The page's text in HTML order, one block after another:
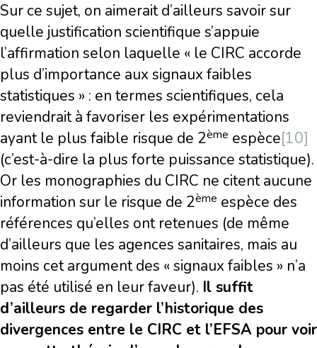
Sur ce sujet, on aimerait d’ailleurs savoir sur
quelle justification scientifique s’appuie
l’affirmation selon laquelle « le CIRC accorde
plus d’importance aux signaux faibles
statistiques » : en termes scientifiques, cela
reviendrait à favoriser les expérimentations
ayant le plus faible risque de 2ème espèce[10]
(c’est-à-dire la plus forte puissance statistique).
Or les monographies du CIRC ne citent aucune
information sur le risque de 2ème espèce des
références qu’elles ont retenues (de même
d’ailleurs que les agences sanitaires, mais au
moins cet argument des « signaux faibles » n’a
pas été utilisé en leur faveur). Il suffit
d’ailleurs de regarder l’historique des
divergences entre le CIRC et l’EFSA pour voir